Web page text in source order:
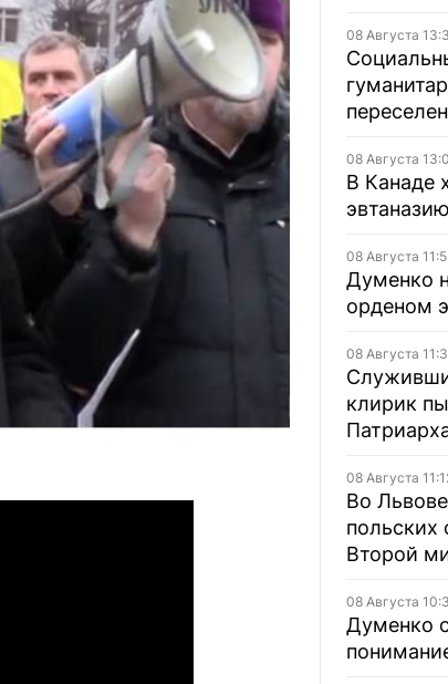
08 Августа
08 Августа
В Канаде
08 Августа
Думенко
орденом
08 Августа
клирик
08 Августа
Во
польских
Второй
08 Августа
Думенко